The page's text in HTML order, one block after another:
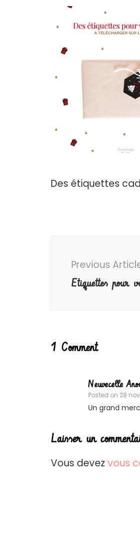
Des étiquettes
Navigation
Previous
Etiquettes pour
1 Comment
Neuvecelle
Posted on 28
Un grand
Laisser un
Vous devez vous